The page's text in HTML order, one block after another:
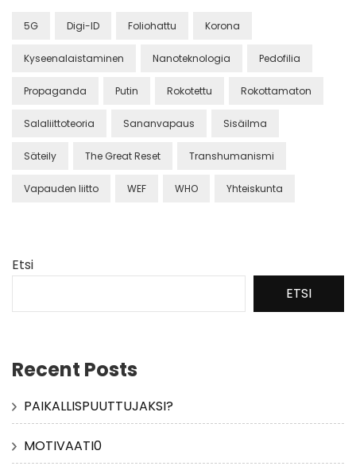
5G Digi-ID Foliohattu Korona
Kyseenalaistaminen Nanoteknologia Pedofilia
Propaganda Putin Rokotettu Rokottamaton
Salaliittoteoria Sananvapaus Sisäilma
Säteily The Great Reset Transhumanismi
Vapauden liitto WEF WHO Yhteiskunta
Etsi
ETSI
Recent Posts
PAIKALLISPUUTTUJAKSI?
MOTIVAATI0